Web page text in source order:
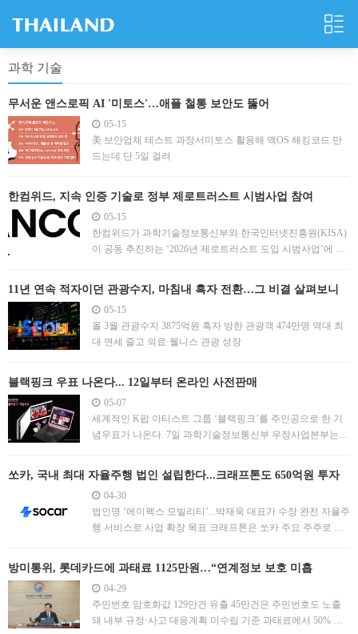
과학 기술
무서운 앤스로픽 AI '미토스'…애플 철통 보안도 뚫어
05-15
美 보안업체 테스트 과정서미토스 활용해 맥OS 해킹코드 만
드는데 단 5일 걸려
한컴위드, 지속 인증 기술로 정부 제로트러스트 시범사업 참여
05-15
한컴위드가 과학기술정보통신부와 한국인터넷진흥원(KISA)
이 공동 추진하는 ‘2026년 제로트러스트 도입 시범사업’에 참
안 체계를 발굴하고 확산하는 데 목적이 있다. 한컴위드는 주
관기업인 앰진을 비롯해 SK브로드밴드, 베이스스톤, 디에스
티인터
11년 연속 적자이던 관광수지, 마침내 흑자 전환…그 비결 살펴보니
05-15
올 3월 관광수지 3875억원 흑자 방한 관광객 474만명 역대 최
대 면세 줄고 의료·웰니스 관광 성장
블랙핑크 우표 나온다... 12일부터 온라인 사전판매
05-07
세계적인 K팝 아티스트 그룹 ‘블랙핑크’를 주인공으로 한 기
념우표가 나온다. 7일 과학기술정보통신부 우정사업본부는
는 우표와 블랙핑크의 초상이 담겨있다. 기념우표는 전국 총
괄우체국과 인터넷우체국 등에서 구매할 수 있다. 판매가격은
기념우표
쏘카, 국내 최대 자율주행 법인 설립한다...크래프톤도 650억원 투자
04-30
법인명 ‘에이펙스 모빌리티’...박재욱 대표가 수장 완전 자율주
행 서비스로 사업 확장 목표 크래프톤은 쏘카 주요 주주로 합
방미통위, 롯데카드에 과태료 1125만원…“연계정보 보호 미흡
04-29
주민번호 암호화값 129만건 유출 45만건은 주민번호도 노출
돼 내부 규정·사고 대응계획 미수립 기준 과태료에서 50% 가